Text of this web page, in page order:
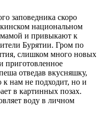
заповедника скоро
национальном
мамой и привыкают к
Бурятии. Гром по
слишком много новых
приготовленное
отведав вкусняшку,
к нам не подходит, но и
в картинных позах.
воду в личном